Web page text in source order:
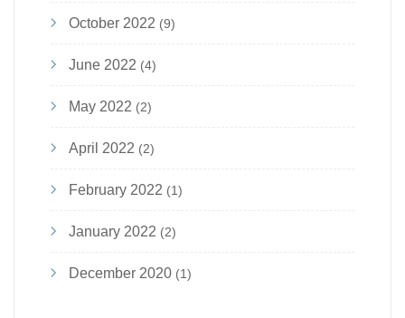
October 2022 (9)
June 2022 (4)
May 2022 (2)
April 2022 (2)
February 2022 (1)
January 2022 (2)
December 2020 (1)